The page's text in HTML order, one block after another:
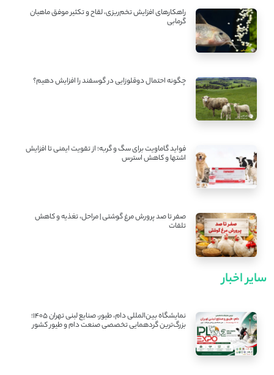
راهکارهای افزایش تخم‌ریزی، لقاح و تکثیر موفق ماهیان
گرمابی
چگونه احتمال دوقلوزایی در گوسفند را افزایش دهیم؟
فواید گاماویت برای سگ و گربه؛ از تقویت ایمنی تا افزایش
اشتها و کاهش استرس
صفر تا صد پرورش مرغ گوشتی | مراحل، تغذیه و کاهش
تلفات
سایر اخبار
نمایشگاه بین‌المللی دام، طیور، صنایع لبنی تهران ۱۴۰۵؛
بزرگ‌ترین گردهمایی تخصصی صنعت دام و طیور کشور